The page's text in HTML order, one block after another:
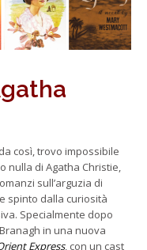
così, trovo impossibile
nulla di Agatha Christie,
sull’arguzia di
spinto dalla curiosità
Specialmente dopo
in una nuova
Express, con un cast